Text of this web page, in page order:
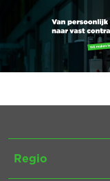
Regio